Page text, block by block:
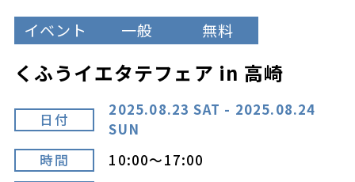
イベント 一般 無料
くふうイエタテフェア in 高崎
日付
2025.08.23 SAT - 2025.08.24
SUN
時間
10:00～17:00